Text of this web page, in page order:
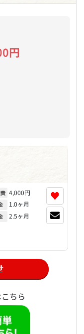
円
4,000円
1.0ヶ月
2.5ヶ月
♥
ちら